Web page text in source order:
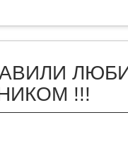
!!!